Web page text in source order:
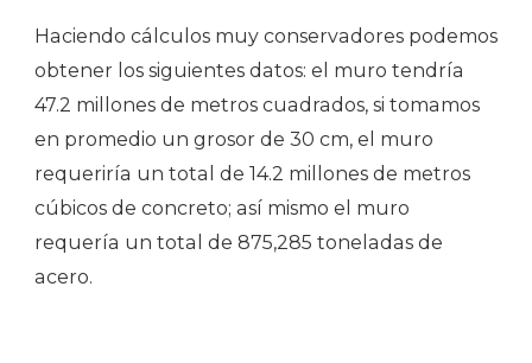
Haciendo cálculos muy conservadores podemos
obtener los siguientes datos: el muro tendría
47.2 millones de metros cuadrados, si tomamos
en promedio un grosor de 30 cm, el muro
requeriría un total de 14.2 millones de metros
cúbicos de concreto; así mismo el muro
requería un total de 875,285 toneladas de
acero.